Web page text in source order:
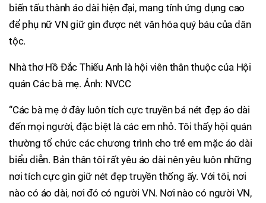
biến tấu thành áo dài hiện đại, mang tính ứng dụng cao
để phụ nữ VN giữ gìn được nét văn hóa quý báu của dân
tộc.
Nhà thơ Hồ Đắc Thiếu Anh là hội viên thân thuộc của Hội
quán Các bà mẹ. Ảnh: NVCC
“Các bà mẹ ở đây luôn tích cực truyền bá nét đẹp áo dài
đến mọi người, đặc biệt là các em nhỏ. Tôi thấy hội quán
thường tổ chức các chương trình cho trẻ em mặc áo dài
biểu diễn. Bản thân tôi rất yêu áo dài nên yêu luôn những
nơi tích cực gìn giữ nét đẹp truyền thống ấy. Với tôi, nơi
nào có áo dài, nơi đó có người VN. Nơi nào có người VN,